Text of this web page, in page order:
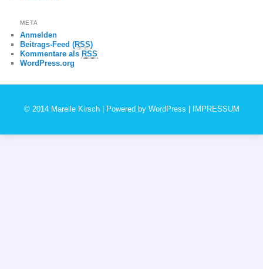
META
Anmelden
Beitrags-Feed (RSS)
Kommentare als RSS
WordPress.org
© 2014 Mareile Kirsch | Powered by WordPress IMPRESSUM